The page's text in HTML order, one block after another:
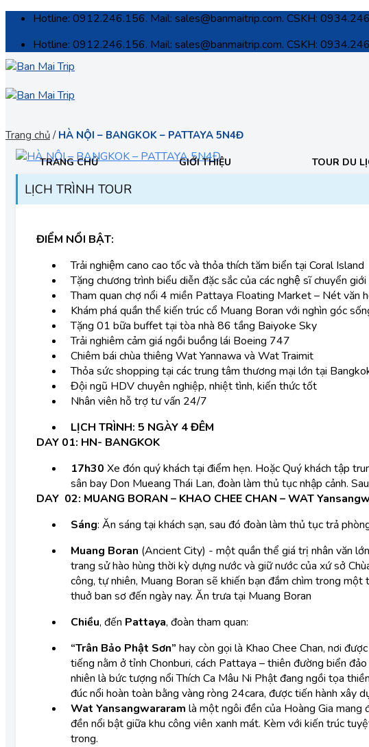
Skip
content
Hotline: 0912.246.156. Mail: sales@banmaitrip.com. CSKH:
Hotline: 0912.246.156. Mail: sales@banmaitrip.com. CSKH:
TRANG CHỦ GIỚI THIỆU TOUR DU
Trang chủ / HÀ NỘI – BANGKOK – PATTAYA 5N4Đ
LỊCH TRÌNH TOUR
ĐIỂM NỔI BẬT:
Trải nghiệm cano cao tốc và thỏa thích tăm biển tại Coral Island
Tặng chương trình biểu diễn đặc sắc của các nghệ sĩ chuyển
Tham quan chợ nổi 4 miền Pattaya Floating Market – Nét văn
Khám phá quần thể kiến trúc cổ Muang Boran với nghìn góc
Tặng 01 bữa buffet tại tòa nhà 86 tầng Baiyoke Sky
Trải nghiêm cảm giá ngồi buồng lái Boeing 747
Chiêm bái chùa thiêng Wat Yannawa và Wat Traimit
Thỏa sức shopping tại các trung tâm thương mại lớn tại
Đội ngũ HDV chuyên nghiệp, nhiệt tình, kiến thức tốt
Nhân viên hỗ trợ tư vấn 24/7
LỊCH TRÌNH: 5 NGÀY 4 ĐÊM
DAY 01: HN- BANGKOK
17h30 Xe đón quý khách tại điểm hẹn. Hoặc Quý khách tập
sân bay Don Mueang Thái Lan, đoàn làm thủ tục nhập cảnh.
DAY 02: MUANG BORAN – KHAO CHEE CHAN – WAT
Sáng: Ăn sáng tại khách sạn, sau đó đoàn làm thủ tục trả
Muang Boran (Ancient City) - một quần thể giá trị nhân văn
trang sử hào hùng thời kỳ dựng nước và giữ nước của xứ sở
công, tự nhiên, Muang Boran sẽ khiến bạn đắm chìm trong
thuở ban sơ đến ngày nay. Ăn trưa tại Muang Boran
Chiều, đến Pattaya, đoàn tham quan:
“Trân Bảo Phật Sơn” hay còn gọi là Khao Chee Chan, nơi
tiếng nằm ở tỉnh Chonburi, cách Pattaya – thiên đường biển
nhiên là bức tượng nổi Thích Ca Mâu Ni Phật đang ngồi tọa
đúc nổi hoàn toàn bằng vàng ròng 24cara, được tiến hành xây
Wat Yansangwararam là một ngôi đền của Hoàng Gia
đền nổi bật giữa khu công viên xanh mát. Kèm với kiến trúc
trong.